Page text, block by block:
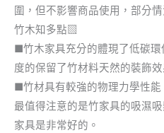
圍，但不影響商品使用，部分
竹木知多點▧
■竹木家具充分的體現了低碳
度的保留了竹材料天然的裝飾效
■竹材具有較強的物理力學性能
最值得注意的是竹家具的吸濕
家具是非常好的。